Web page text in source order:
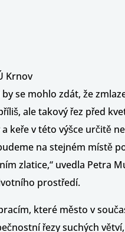
Krnov
se mohlo zdát, že
ale takový řez před
a keře v této výšce určitě
na stejném místě
zlatice,“ uvedla Petra
prostředí.
které město v
řezy suchých